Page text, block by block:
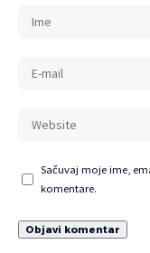
Sačuvaj moje ime,
komentare.